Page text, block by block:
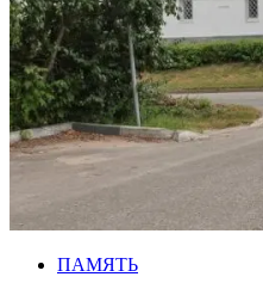
ПАМЯТЬ